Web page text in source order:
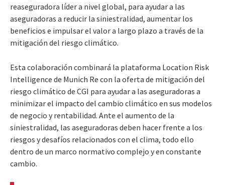
reaseguradora líder a nivel global, para ayudar a las
aseguradoras a reducir la siniestralidad, aumentar los
beneficios e impulsar el valor a largo plazo a través de la
mitigación del riesgo climático.
Esta colaboración combinará la plataforma Location Risk
Intelligence de Munich Re con la oferta de mitigación del
riesgo climático de CGI para ayudar a las aseguradoras a
minimizar el impacto del cambio climático en sus modelos
de negocio y rentabilidad. Ante el aumento de la
siniestralidad, las aseguradoras deben hacer frente a los
riesgos y desafíos relacionados con el clima, todo ello
dentro de un marco normativo complejo y en constante
cambio.